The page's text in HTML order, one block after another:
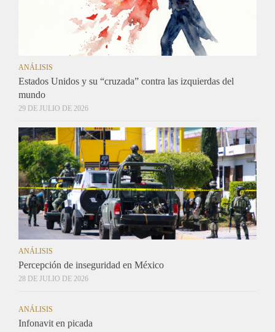
ANÁLISIS
Estados Unidos y su “cruzada” contra las izquierdas del
mundo
29 DE JULIO DE 2026
ANÁLISIS
Percepción de inseguridad en México
28 DE JULIO DE 2026
ANÁLISIS
Infonavit en picada